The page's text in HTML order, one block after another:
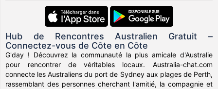
Hub de Rencontres Australien Gratuit –
Connectez-vous de Côte en Côte
G'day ! Découvrez la communauté la plus amicale d'Australie
pour rencontrer de véritables locaux. Australia-chat.com
connecte les Australiens du port de Sydney aux plages de Perth,
rassemblant des personnes cherchant l'amitié, la compagnie et